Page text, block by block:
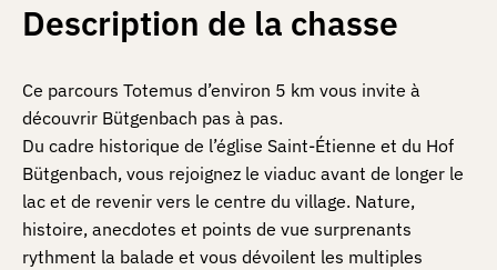
Description de la chasse
Ce parcours Totemus d’environ 5 km vous invite à
découvrir Bütgenbach pas à pas.
Du cadre historique de l’église Saint-Étienne et du Hof
Bütgenbach, vous rejoignez le viaduc avant de longer le
lac et de revenir vers le centre du village. Nature,
histoire, anecdotes et points de vue surprenants
rythment la balade et vous dévoilent les multiples